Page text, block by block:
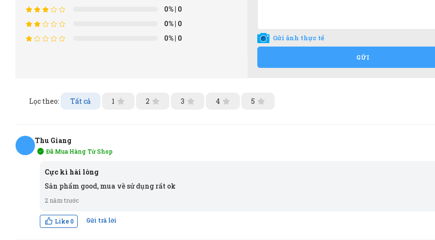
0%| 0
0%| 0
0%| 0 Gửi ảnh thực tế
GỬI
Lọc theo: Tất cả 1 2 3 4 5
Thu Giang
Đã Mua Hàng Từ Shop
Cực kì hài lòng
Sản phẩm good, mua về sử dụng rất ok
2 năm trước
Like0 Gửi trả lời